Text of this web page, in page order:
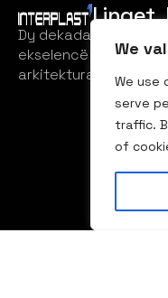
We
We use
serve
traffic.
of
Dy dekada
ekselencë
arkitekturale
Linqet
Ballina
Nesh
Produktet
Galeria
Kontakti